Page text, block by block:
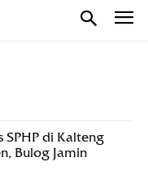
SPHP di Kalteng
Bulog Jamin